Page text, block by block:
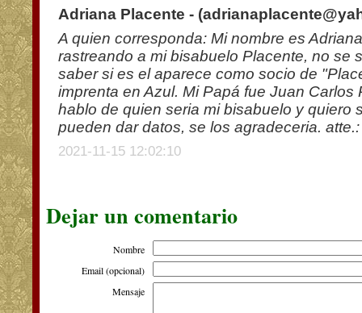
Adriana Placente - (
A quien corresponda: Mi nombre es
rastreando a mi bisabuelo Placente, no se
saber si es el aparece como socio de
imprenta en Azul. Mi Papá fue Juan Carlos
hablo de quien seria mi bisabuelo y quiero
pueden dar datos, se los agradeceria.
2021-11-15 12:02:10
Dejar un comentario
Nombre
Email (opcional)
Mensaje